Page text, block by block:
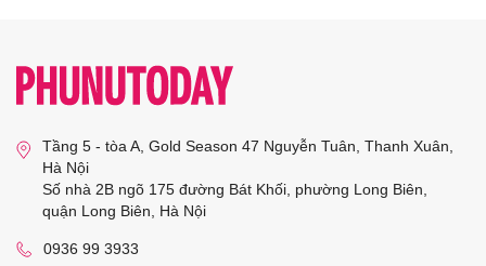
Tầng 5 - tòa A, Gold Season 47 Nguyễn Tuân, Thanh Xuân,
Hà Nội
Số nhà 2B ngõ 175 đường Bát Khối, phường Long Biên,
quận Long Biên, Hà Nội
0936 99 3933